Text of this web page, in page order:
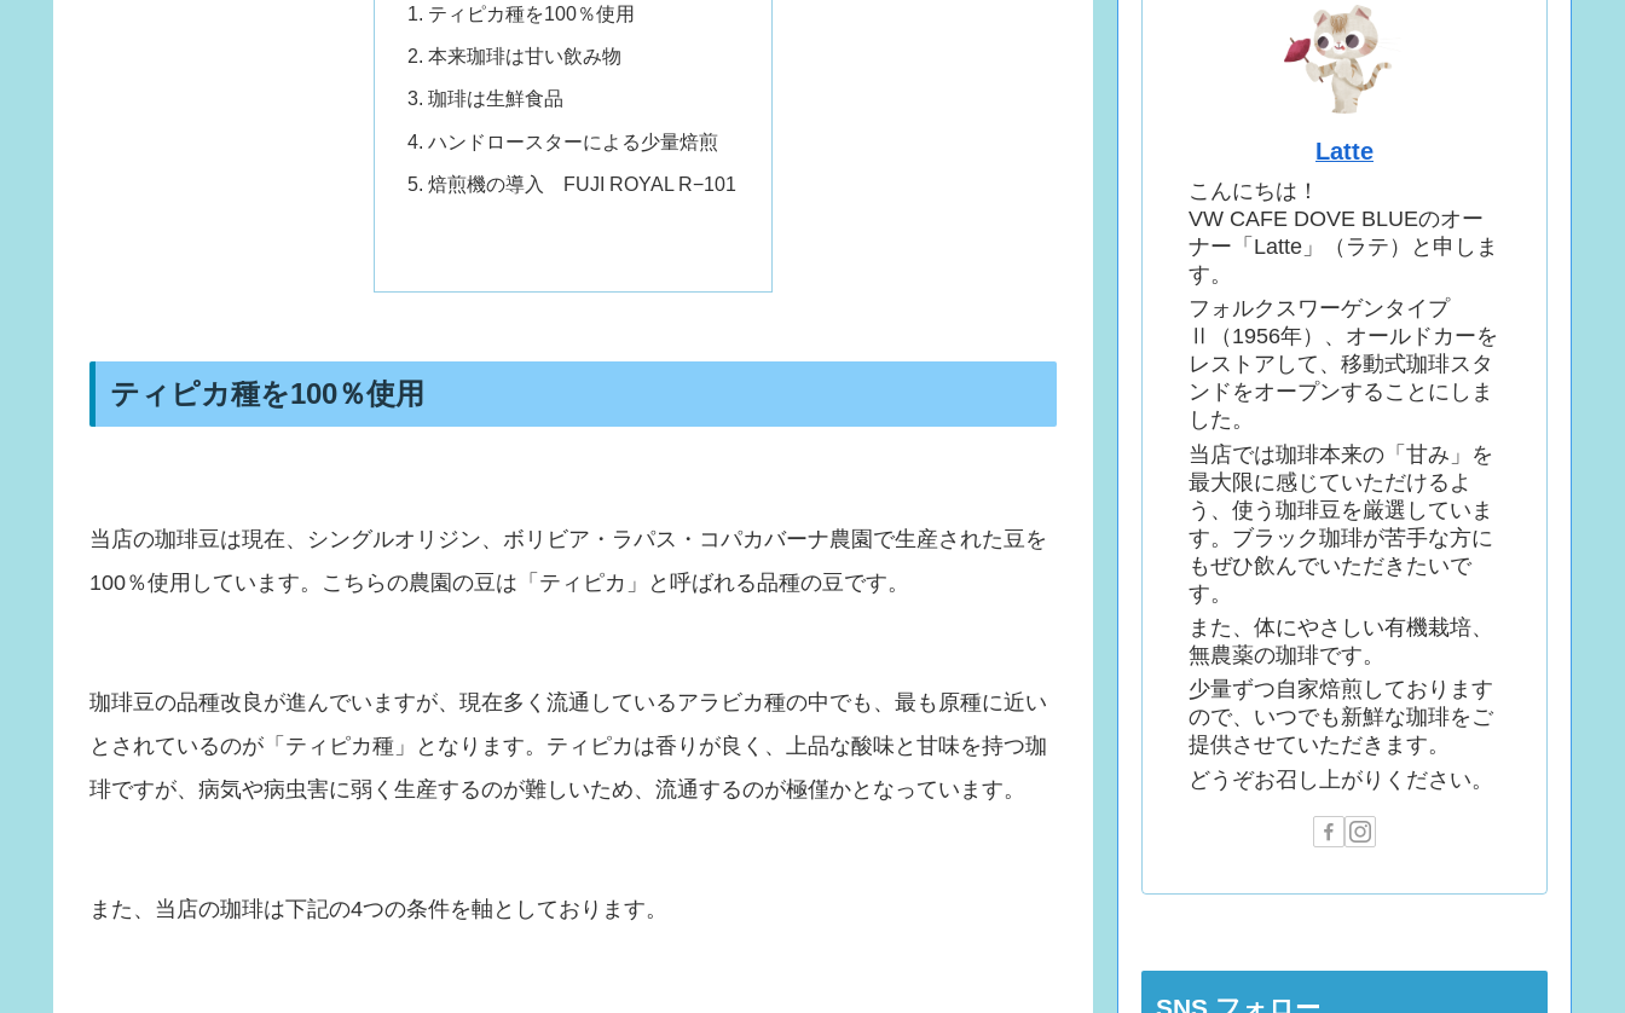
ティピカ種を100％使用
本来珈琲は甘い飲み物
珈琲は生鮮食品
ハンドロースターによる少量焙煎
焙煎機の導入 FUJI ROYAL R−101
ティピカ種を100％使用
当店の珈琲豆は現在、シングルオリジン、ボリビア・ラパス・コパカバーナ農園で生産された豆を
100％使用しています。こちらの農園の豆は「ティピカ」と呼ばれる品種の豆です。
珈琲豆の品種改良が進んでいますが、現在多く流通しているアラビカ種の中でも、最も原種に近い
とされているのが「ティピカ種」となります。ティピカは香りが良く、上品な酸味と甘味を持つ珈
琲ですが、病気や病虫害に弱く生産するのが難しいため、流通するのが極僅かとなっています。
また、当店の珈琲は下記の4つの条件を軸としております。
Latte
こんにちは！
VW CAFE DOVE BLUEのオー
ナー「Latte」（ラテ）と申しま
す。
フォルクスワーゲンタイプ
Ⅱ（1956年）、オールドカーを
レストアして、移動式珈琲スタ
ンドをオープンすることにしま
した。
当店では珈琲本来の「甘み」を
最大限に感じていただけるよ
う、使う珈琲豆を厳選していま
す。ブラック珈琲が苦手な方に
もぜひ飲んでいただきたいで
す。
また、体にやさしい有機栽培、
無農薬の珈琲です。
少量ずつ自家焙煎しております
ので、いつでも新鮮な珈琲をご
提供させていただきます。
どうぞお召し上がりください。
SNS フォロー